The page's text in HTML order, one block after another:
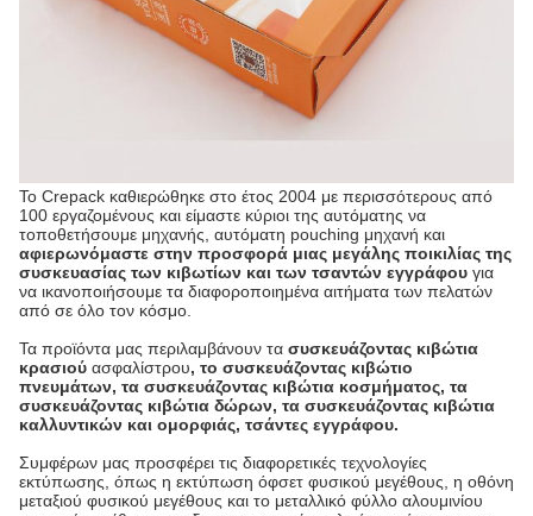
Το Crepack καθιερώθηκε στο έτος 2004 με περισσότερους από
100 εργαζομένους και είμαστε κύριοι της αυτόματης να
τοποθετήσουμε μηχανής, αυτόματη pouching μηχανή και
αφιερωνόμαστε στην προσφορά μιας μεγάλης ποικιλίας της
συσκευασίας των κιβωτίων και των τσαντών εγγράφου για
να ικανοποιήσουμε τα διαφοροποιημένα αιτήματα των πελατών
από σε όλο τον κόσμο.
Τα προϊόντα μας περιλαμβάνουν τα συσκευάζοντας κιβώτια
κρασιού ασφαλίστρου, το συσκευάζοντας κιβώτιο
πνευμάτων, τα συσκευάζοντας κιβώτια κοσμήματος, τα
συσκευάζοντας κιβώτια δώρων, τα συσκευάζοντας κιβώτια
καλλυντικών και ομορφιάς, τσάντες εγγράφου.
Συμφέρων μας προσφέρει τις διαφορετικές τεχνολογίες
εκτύπωσης, όπως η εκτύπωση όφσετ φυσικού μεγέθους, η οθόνη
μεταξιού φυσικού μεγέθους και το μεταλλικό φύλλο αλουμινίου